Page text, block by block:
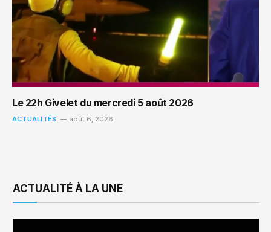
Le 22h Givelet du mercredi 5 août 2026
ACTUALITÉS août 6, 2026
ACTUALITÉ À LA UNE